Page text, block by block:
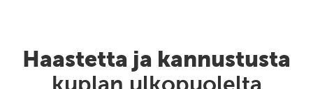
Haastetta ja kannustusta